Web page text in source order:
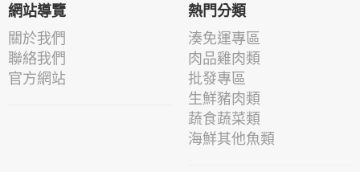
網站導覽
關於我們
聯絡我們
官方網站
熱門分類
湊免運專區
肉品雞肉類
批發專區
生鮮豬肉類
蔬食蔬菜類
海鮮其他魚類